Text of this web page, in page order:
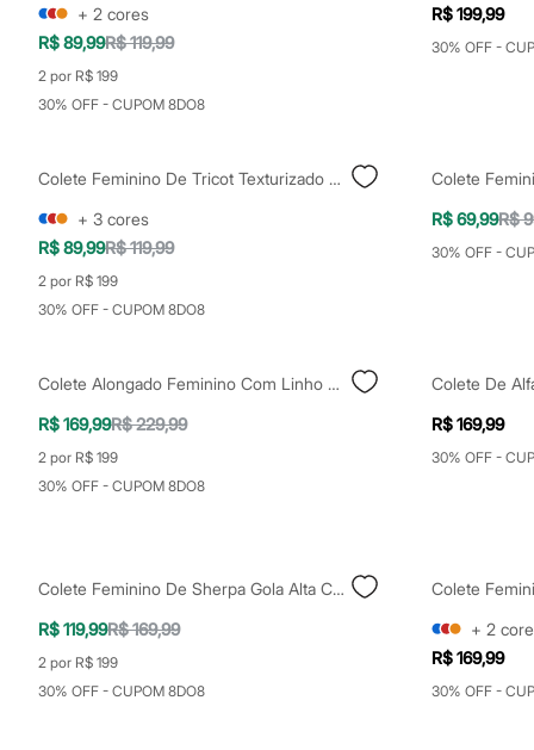
Acessórios
Bolsas e Mochilas
Chapéus e Bonés
Cintos
Carteiras
Botas
Chinelos
Sapatos
Sandálias e Papetes
Tênis
Moda esportiva
Acessórios
Calças
Calçados
Regatas
Cuecas
Meias
Blusas e Camisetas
Calças
Camisas
Casacos e Jaquetas
Jeans
Moda esportiva
+ 2 cores
R$ 89,99R$ 119,99
2 por R$ 199
30% OFF - CUPOM 8DO8
R$ 199,99
30% OFF -
Colete Feminino De Tricot Texturizado Vinho
+ 3 cores
R$ 89,99R$ 119,99
2 por R$ 199
30% OFF - CUPOM 8DO8
Colete
R$ 69,99R$
30% OFF -
Colete Alongado Feminino Com Linho Mindset Verde
R$ 169,99R$ 229,99
2 por R$ 199
30% OFF - CUPOM 8DO8
R$ 169,99
30% OFF -
Colete Feminino De Sherpa Gola Alta Com Zíper Marrom
R$ 119,99R$ 169,99
2 por R$ 199
30% OFF - CUPOM 8DO8
Colete
+ 2
R$ 169,99
30% OFF -